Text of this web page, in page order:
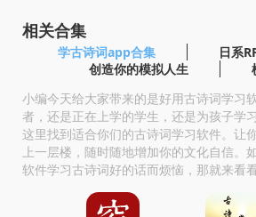
相关合集
学古诗词app合集
日系
创造你的模拟人生
小编今天给大家带来的是好用古诗词学习
者，还是正在上学的学生，还是为孩子学
这里找到适合你们的古诗词学习软件。让
上一层楼，随时随地增加你的文化自信。
软件学习古诗词好的话而烦恼，那就来看